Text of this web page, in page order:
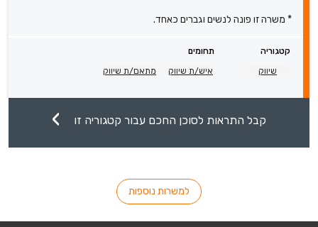
* משרה זו פונה לנשים וגברים כאחד.
קטגוריה
תחומים
שיווק
איש/ת שיווק מתאם/ת שיווק
קבל התראות לסוכן החכם עבור קטגוריה זו
למשרות נוספות